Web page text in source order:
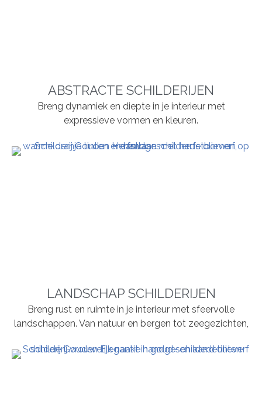
ABSTRACTE SCHILDERIJEN
Breng dynamiek en diepte in je interieur met
expressieve vormen en kleuren.
LANDSCHAP SCHILDERIJEN
Breng rust en ruimte in je interieur met sfeervolle
landschappen. Van natuur en bergen tot zeegezichten,